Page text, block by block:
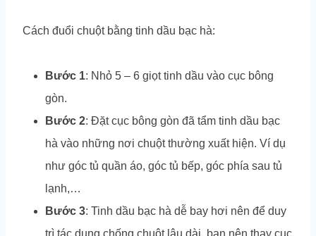
Cách đuổi chuột bằng tinh dầu bạc hà:
Bước 1: Nhỏ 5 – 6 giọt tinh dầu vào cục bông
gòn.
Bước 2: Đặt cục bông gòn đã tẩm tinh dầu bạc
hà vào những nơi chuột thường xuất hiện. Ví dụ
như góc tủ quần áo, góc tủ bếp, góc phía sau tủ
lạnh,…
Bước 3: Tinh dầu bạc hà dễ bay hơi nên để duy
trì tác dụng chống chuột lâu dài, bạn nên thay cục